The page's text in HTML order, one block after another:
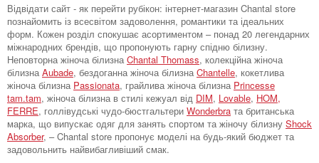
Відвідати сайт - як перейти рубікон: інтернет-магазин Chantal store
познайомить із всесвітом задоволення, романтики та ідеальних
форм. Кожен розділ спокушає асортиментом – понад 20 легендарних
міжнародних брендів, що пропонують гарну спідню білизну.
Неповторна жіноча білизна Chantal Thomass, колекційна жіноча
білизна Aubade, бездоганна жіноча білизна Chantelle, кокетлива
жіноча білизна Passionata, грайлива жіноча білизна Princesse
tam.tam, жіноча білизна в стилі кежуал від DIM, Lovable, HOM,
FERRE, голлівудські чудо-бюстгальтери Wonderbra та британська
марка, що випускає одяг для занять спортом та жіночу білизну Shock
Absorber, – Chantal store пропонує моделі на будь-який бюджет та
задовольнить найвибагливіший смак.